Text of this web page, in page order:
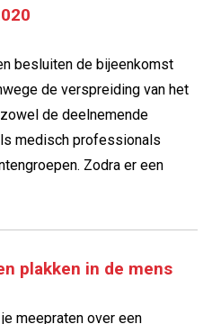
besluiten de bijeenkomst
de verspreiding van het
de deelnemende
medisch professionals
Zodra er een
plakken in de mens
meepraten over een